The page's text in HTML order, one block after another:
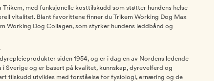
med funksjonelle kosttilskudd som støtter hundens helse
vitalitet. Blant favorittene finner du Trikem Working Dog Max
Working Dog Collagen, som styrker hundens leddbånd og
siden 1954, og er i dag en av Nordens ledende
Sverige og er basert på kvalitet, kunnskap, dyrevelferd og
tilskudd utvikles med forståelse for fysiologi, ernæring og de